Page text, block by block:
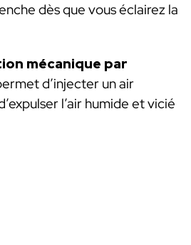
dès que vous éclairez la
mécanique par
d’injecter un air
l’air humide et vicié